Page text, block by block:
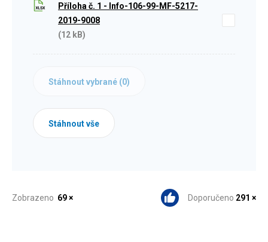
Příloha č. 1 - Info-106-99-MF-5217-
2019-9008
(12 kB)
Stáhnout vybrané (0)
Stáhnout vše
Zobrazeno 69 × Doporučeno 291 ×